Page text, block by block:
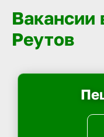
Вакансии
Реутов